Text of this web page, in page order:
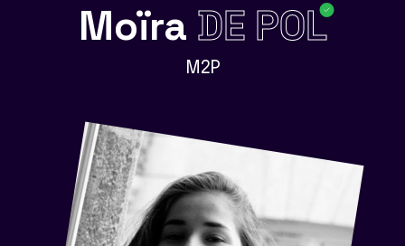
Moïra DE POL
M2P